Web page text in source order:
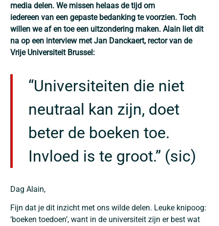
media delen. We missen helaas de tijd om
iedereen van een gepaste bedanking te voorzien. Toch
willen we af en toe een uitzondering maken. Alain liet dit
na op een interview met Jan Danckaert, rector van de
Vrije Universiteit Brussel:
“Universiteiten die niet
neutraal kan zijn, doet
beter de boeken toe.
Invloed is te groot.” (sic)
Dag Alain,
Fijn dat je dit inzicht met ons wilde delen. Leuke knipoog:
‘boeken toedoen’, want in de universiteit zijn er best wat